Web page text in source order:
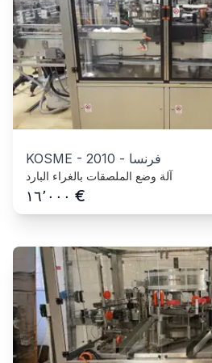
KOSME - 2010 - فرنسا
آلة وضع الملصقات بالغراء البارد
١٦٬٠٠٠ €